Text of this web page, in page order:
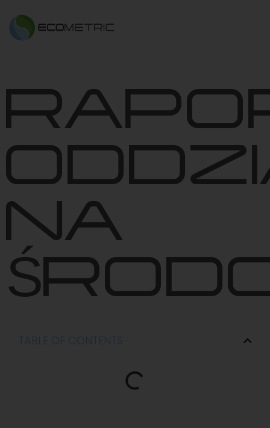
NA
TABLE OF CONTENTS